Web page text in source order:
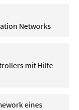
Networks
mit Hilfe
eines